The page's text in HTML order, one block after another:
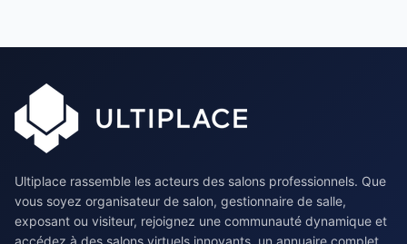
Ultiplace rassemble les acteurs des salons professionnels. Que
vous soyez organisateur de salon, gestionnaire de salle,
exposant ou visiteur, rejoignez une communauté dynamique et
accédez à des salons virtuels innovants, un annuaire complet